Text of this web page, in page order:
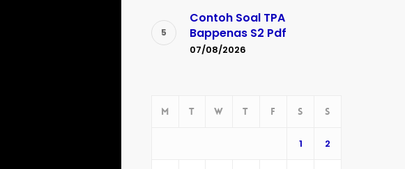
Contoh Soal TPA
Bappenas S2 Pdf
07/08/2026
M T W T F S S
1 2